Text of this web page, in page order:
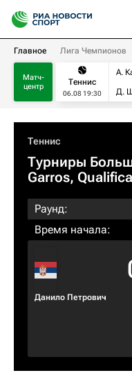
Главное Лига Чемпионов
Матч-
центр
Теннис
06.08 19:30
А.
Д.
Теннис
Турниры
Garros,
Раунд:
Время начала:
Данило Петрович